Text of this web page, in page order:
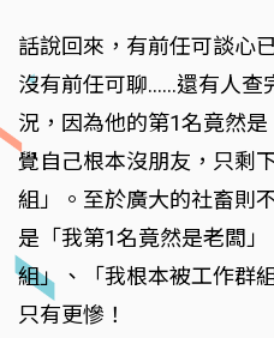
話說回來，有前任可談心
沒有前任可聊......還有人
況，因為他的第1名竟然
覺自己根本沒朋友，只剩
組」。至於廣大的社畜則
是「我第1名竟然是老闆
組」、「我根本被工作群
只有更慘！